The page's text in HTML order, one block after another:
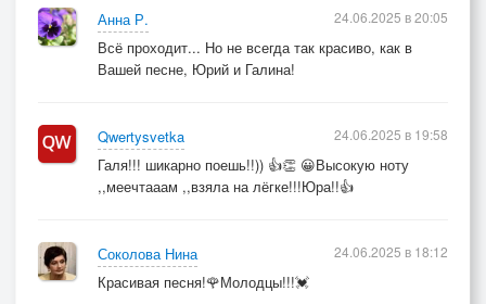
Анна Р.
Всё проходит... Но не всегда так красиво, как в
Вашей песне, Юрий и Галина!
24.06.2025 в 20:05
Qwertysvetka
Галя!!! шикарно поешь!!)) 👍👏 😀Высокую ноту
,,меечтааам ,,взяла на лёгке!!!Юра!!👍
24.06.2025 в 19:58
Соколова Нина
Красивая песня!🌹Молодцы!!!💓
24.06.2025 в 18:12